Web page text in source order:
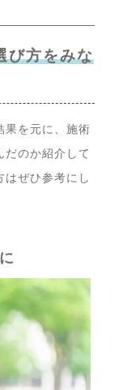
び方をみな
果を元に、施術
だのか紹介して
はぜひ参考にし